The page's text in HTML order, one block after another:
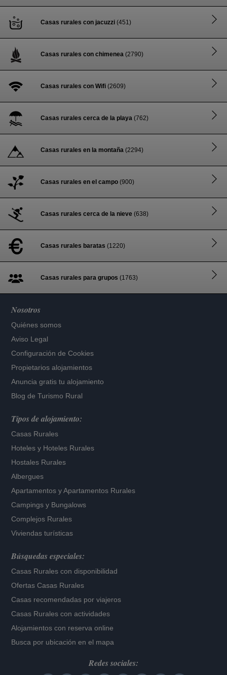
Casas rurales con jacuzzi (451)
Casas rurales con chimenea (2790)
Casas rurales con Wifi (2609)
Casas rurales cerca de la playa (762)
Casas rurales en la montaña (2294)
Casas rurales en el campo (900)
Casas rurales cerca de la nieve (638)
Casas rurales baratas (1220)
Casas rurales para grupos (1763)
Nosotros
Quiénes somos
Aviso Legal
Configuración de Cookies
Propietarios alojamientos
Anuncia gratis tu alojamiento
Blog de Turismo Rural
Tipos de alojamiento:
Casas Rurales
Hoteles y Hoteles Rurales
Hostales Rurales
Albergues
Apartamentos yApartamentos Rurales
Campings y Bungalows
Complejos Rurales
Viviendas turísticas
Búsquedas especiales:
Casas Rurales con disponibilidad
Ofertas Casas Rurales
Casas recomendadas por viajeros
Casas Rurales con actividades
Alojamientos con reserva online
Busca por ubicación en el mapa
Redes sociales: